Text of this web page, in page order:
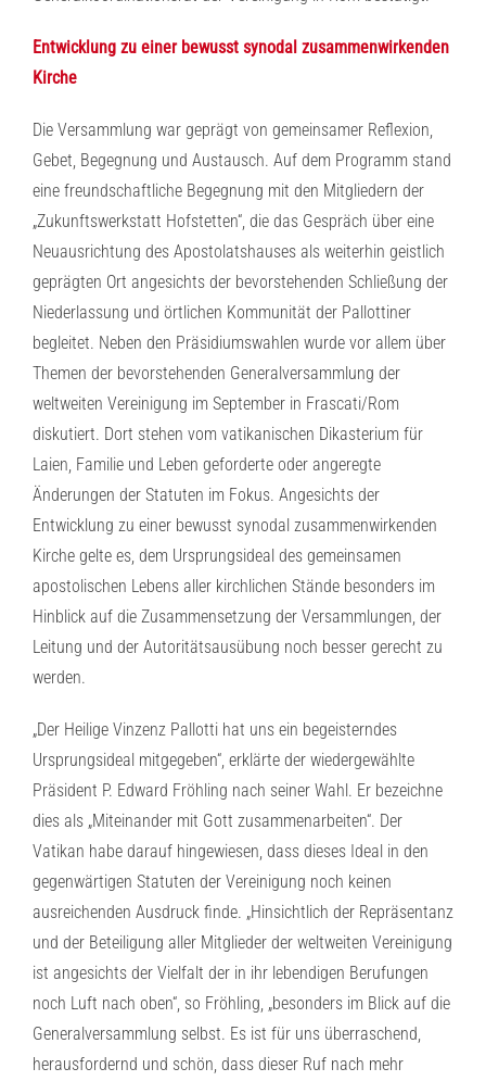
Entwicklung zu einer bewusst synodal zusammenwirkenden
Kirche
Die Versammlung war geprägt von gemeinsamer Reflexion,
Gebet, Begegnung und Austausch. Auf dem Programm stand
eine freundschaftliche Begegnung mit den Mitgliedern der
„Zukunftswerkstatt Hofstetten“, die das Gespräch über eine
Neuausrichtung des Apostolatshauses als weiterhin geistlich
geprägten Ort angesichts der bevorstehenden Schließung der
Niederlassung und örtlichen Kommunität der Pallottiner
begleitet. Neben den Präsidiumswahlen wurde vor allem über
Themen der bevorstehenden Generalversammlung der
weltweiten Vereinigung im September in Frascati/Rom
diskutiert. Dort stehen vom vatikanischen Dikasterium für
Laien, Familie und Leben geforderte oder angeregte
Änderungen der Statuten im Fokus. Angesichts der
Entwicklung zu einer bewusst synodal zusammenwirkenden
Kirche gelte es, dem Ursprungsideal des gemeinsamen
apostolischen Lebens aller kirchlichen Stände besonders im
Hinblick auf die Zusammensetzung der Versammlungen, der
Leitung und der Autoritätsausübung noch besser gerecht zu
werden.
„Der Heilige Vinzenz Pallotti hat uns ein begeisterndes
Ursprungsideal mitgegeben“, erklärte der wiedergewählte
Präsident P. Edward Fröhling nach seiner Wahl. Er bezeichne
dies als „Miteinander mit Gott zusammenarbeiten“. Der
Vatikan habe darauf hingewiesen, dass dieses Ideal in den
gegenwärtigen Statuten der Vereinigung noch keinen
ausreichenden Ausdruck finde. „Hinsichtlich der Repräsentanz
und der Beteiligung aller Mitglieder der weltweiten Vereinigung
ist angesichts der Vielfalt der in ihr lebendigen Berufungen
noch Luft nach oben“, so Fröhling, „besonders im Blick auf die
Generalversammlung selbst. Es ist für uns überraschend,
herausfordernd und schön, dass dieser Ruf nach mehr